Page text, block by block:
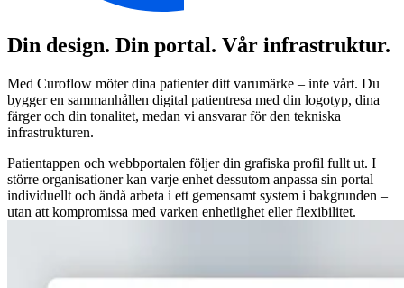
Din design. Din portal. Vår infrastruktur.
Med Curoflow möter dina patienter ditt varumärke – inte vårt. Du
bygger en sammanhållen digital patientresa med din logotyp, dina
färger och din tonalitet, medan vi ansvarar för den tekniska
infrastrukturen.
Patientappen och webbportalen följer din grafiska profil fullt ut. I
större organisationer kan varje enhet dessutom anpassa sin portal
individuellt och ändå arbeta i ett gemensamt system i bakgrunden –
utan att kompromissa med varken enhetlighet eller flexibilitet.